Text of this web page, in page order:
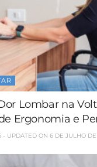
Lombar na
Ergonomia e
- UPDATED ON 6 DE JULHO